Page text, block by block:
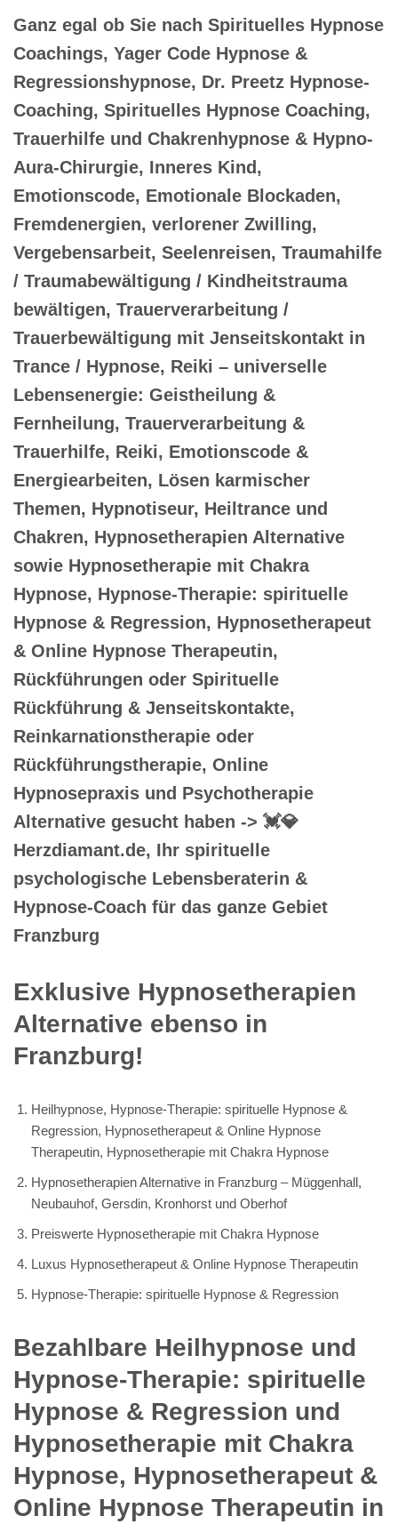
Ganz egal ob Sie nach Spirituelles Hypnose
Coachings, Yager Code Hypnose &
Regressionshypnose, Dr. Preetz Hypnose-
Coaching, Spirituelles Hypnose Coaching,
Trauerhilfe und Chakrenhypnose & Hypno-
Aura-Chirurgie, Inneres Kind,
Emotionscode, Emotionale Blockaden,
Fremdenergien, verlorener Zwilling,
Vergebensarbeit, Seelenreisen, Traumahilfe
/ Traumabewältigung / Kindheitstrauma
bewältigen, Trauerverarbeitung /
Trauerbewältigung mit Jenseitskontakt in
Trance / Hypnose, Reiki – universelle
Lebensenergie: Geistheilung &
Fernheilung, Trauerverarbeitung &
Trauerhilfe, Reiki, Emotionscode &
Energiearbeiten, Lösen karmischer
Themen, Hypnotiseur, Heiltrance und
Chakren, Hypnosetherapien Alternative
sowie Hypnosetherapie mit Chakra
Hypnose, Hypnose-Therapie: spirituelle
Hypnose & Regression, Hypnosetherapeut
& Online Hypnose Therapeutin,
Rückführungen oder Spirituelle
Rückführung & Jenseitskontakte,
Reinkarnationstherapie oder
Rückführungstherapie, Online
Hypnosepraxis und Psychotherapie
Alternative gesucht haben -> 💓️💎
Herzdiamant.de, Ihr spirituelle
psychologische Lebensberaterin &
Hypnose-Coach für das ganze Gebiet
Franzburg
Exklusive Hypnosetherapien
Alternative ebenso in
Franzburg!
Heilhypnose, Hypnose-Therapie: spirituelle Hypnose &
Regression, Hypnosetherapeut & Online Hypnose
Therapeutin, Hypnosetherapie mit Chakra Hypnose
Hypnosetherapien Alternative in Franzburg – Müggenhall,
Neubauhof, Gersdin, Kronhorst und Oberhof
Preiswerte Hypnosetherapie mit Chakra Hypnose
Luxus Hypnosetherapeut & Online Hypnose Therapeutin
Hypnose-Therapie: spirituelle Hypnose & Regression
Bezahlbare Heilhypnose und
Hypnose-Therapie: spirituelle
Hypnose & Regression und
Hypnosetherapie mit Chakra
Hypnose, Hypnosetherapeut &
Online Hypnose Therapeutin in